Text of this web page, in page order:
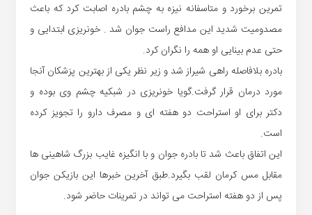
تمرین برخورد و متاسفانه نیزه به چشم بادره اصابت کرد که باعث
مصدومیت شدید این مدافع راست جوان شد . خونریزی ابتدایی و
حتی عدم بینایی او همه را نگران کرد.
بادره بلافاصله راهی شیراز شد و زیر نظر یکی از بهترین پزشکان آنجا
مورد درمان قرار گرفت.گویا خونریزی در شبکیه چشم وی بوده و
دکتر برای او استراحت دو هفته ای و مصرف دارو را تجویز کرده
است.
این اتفاق باعث شد تا بادره جوان و با انگیزه غایب بزرگ شاهینی ها
مقابل مس کرمان لقب بگیرد.طبق آخرین خبرها این بازیکن جوان
پس از دو هفته استراحت می تواند در تمرینات حاضر شود.